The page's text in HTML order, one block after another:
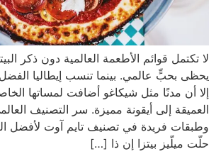
لا تكتمل قوائم الأطعمة العالمية دون ذكر
يحظى بحبٍّ عالمي. بينما تنسب إيطاليا
إلا أن مدنًا مثل شيكاغو أضافت لمساتها
العميقة إلى أيقونة مميزة. سر التصنيف
حلّت ميلّيز بيتزا إن ذا […]